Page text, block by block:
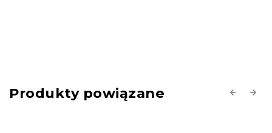
Produkty powiązane Previous
Next